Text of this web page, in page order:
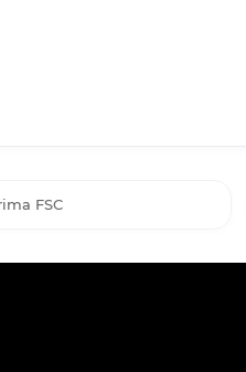
FSC